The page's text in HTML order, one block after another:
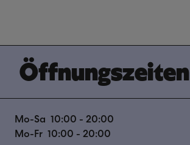
Öffnungszeiten
Mo-Sa
10:00 - 20:00
Mo-Fr
10:00 - 20:00